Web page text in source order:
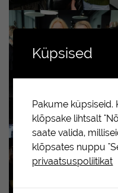
Küpsised
Pakume küpsiseid.
klõpsake lihtsalt
saate valida,
klõpsates nuppu
privaatsuspoliitikat